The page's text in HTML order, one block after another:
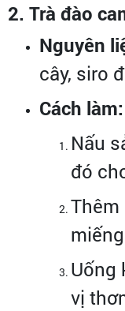
2. Trà đào
Nguyên
cây, siro
Cách làm:
Nấu
đó
Thêm
Uống
vị